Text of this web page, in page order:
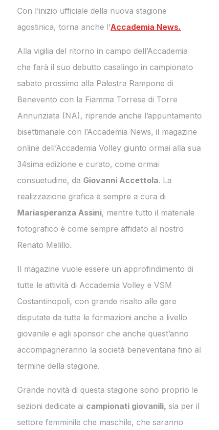
Con l’inizio ufficiale della nuova stagione
agostinica, torna anche l’Accademia News.
Alla vigilia del ritorno in campo dell’Accademia
che farà il suo debutto casalingo in campionato
sabato prossimo alla Palestra Rampone di
Benevento con la Fiamma Torrese di Torre
Annunziata (NA), riprende anche l’appuntamento
bisettimanale con l’Accademia News, il magazine
online dell’Accademia Volley giunto ormai alla sua
34sima edizione e curato, come ormai
consuetudine, da Giovanni Accettola. La
realizzazione grafica è sempre a cura di
Mariasperanza Assini, mentre tutto il materiale
fotografico è come sempre affidato al nostro
Renato Melillo.
Il magazine vuole essere un approfindimento di
tutte le attività di Accademia Volley e VSM
Costantinopoli, con grande risalto alle gare
disputate da tutte le formazioni anche a livello
giovanile e agli sponsor che anche quest’anno
accompagneranno la società beneventana fino al
termine della stagione.
Grande novità di questa stagione sono proprio le
sezioni dedicate ai campionati giovanili, sia per il
settore femminile che maschile, che saranno